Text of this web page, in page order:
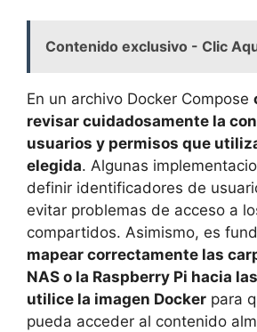
Contenido exclusivo - Clic
En un archivo Docker Compose
revisar cuidadosamente la
usuarios y permisos que
elegida. Algunas
definir identificadores de
evitar problemas de acceso a
compartidos. Asimismo, es
mapear correctamente las
NAS o la Raspberry Pi hacia
utilice la imagen Docker para
pueda acceder al contenido